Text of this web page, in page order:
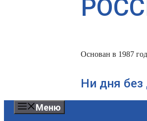
Основан в 1987
Ни дня без
Меню